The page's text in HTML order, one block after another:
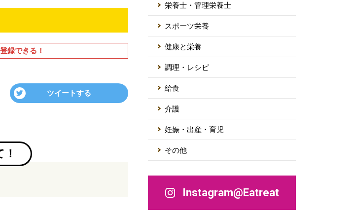
録できる！
ツイートする
栄養士・管理栄養士
スポーツ栄養
健康と栄養
調理・レシピ
給食
介護
妊娠・出産・育児
その他
Instagram@Eatreat